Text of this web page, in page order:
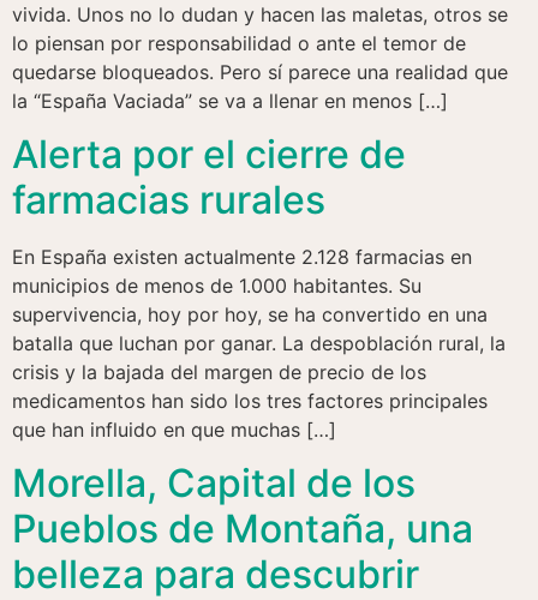
vivida. Unos no lo dudan y hacen las maletas, otros se
lo piensan por responsabilidad o ante el temor de
quedarse bloqueados. Pero sí parece una realidad que
la “España Vaciada” se va a llenar en menos […]
Alerta por el cierre de
farmacias rurales
En España existen actualmente 2.128 farmacias en
municipios de menos de 1.000 habitantes. Su
supervivencia, hoy por hoy, se ha convertido en una
batalla que luchan por ganar. La despoblación rural, la
crisis y la bajada del margen de precio de los
medicamentos han sido los tres factores principales
que han influido en que muchas […]
Morella, Capital de los
Pueblos de Montaña, una
belleza para descubrir